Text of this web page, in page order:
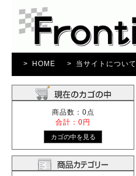
> HOME > 当サイトについて
商品数：0点
合計：0円